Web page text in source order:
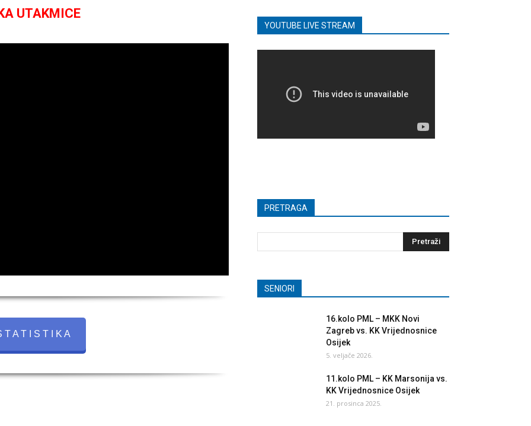
UTAKMICE
T A T I S T I K A
YOUTUBE LIVE STREAM
PRETRAGA
SENIORI
16.kolo PML – MKK Novi
Zagreb vs. KK Vrijednosnice
Osijek
5. veljače 2026.
11.kolo PML – KK Marsonija vs.
KK Vrijednosnice Osijek
21. prosinca 2025.